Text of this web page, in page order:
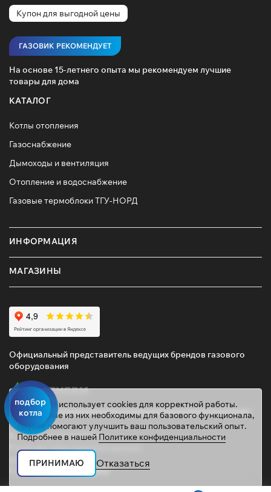
подбор
котла
Купон для выгодной цены
ГАЗОВИК РЕКОМЕНДУЕТ
На основе 15-летнего опыта мы рекомендуем лучшие
товары для дома
КАТАЛОГ
Котлы отопления
Газоснабжение
Дымоходы и вентиляция
Отопление и водоснабжение
Газовые термоблоки ТГУ-НОРД
ИНФОРМАЦИЯ
МАГАЗИНЫ
Официальный представитель ведущих брендов газового
оборудования
© 2026 ТД «ГАЗОВИК»
Политика персональных данных
gazovik55@inbox.ru
Сайт сделали
Mahogany
Этот сайт использует cookies для корректной работы.
Некоторые из них необходимы для базового функционала,
другие помогают улучшить ваш пользовательский опыт.
Подробнее в нашей Политике конфиденциальности
ПРИНИМАЮ Отказаться